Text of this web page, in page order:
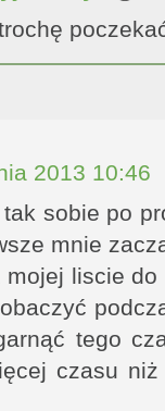
2013 10:46
sobie po
mnie
liscie
tego
czasu